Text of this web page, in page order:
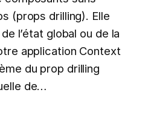
(props drilling). Elle
l’état global ou de la
application Context
du prop drilling
de…